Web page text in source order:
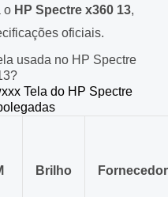
o HP Spectre x360 13,
oficiais.
usada no HP Spectre
Tela do HP Spectre
Brilho Fornecedor